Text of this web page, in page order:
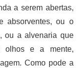
a serem abertas,
absorventes, ou o
ou a alvenaria que
olhos e a mente,
Como pode a